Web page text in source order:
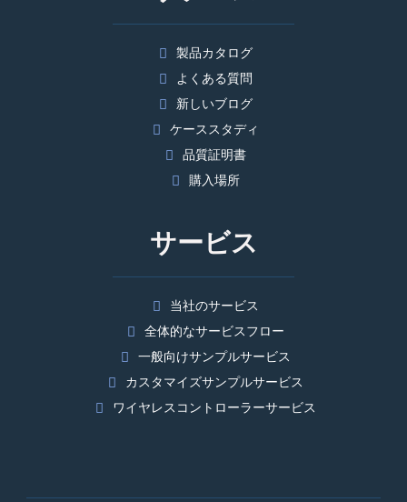
製品カタログ
よくある質問
新しいブログ
ケーススタディ
品質証明書
購入場所
サービス
当社のサービス
全体的なサービスフロー
一般向けサンプルサービス
カスタマイズサンプルサービス
ワイヤレスコントローラーサービス